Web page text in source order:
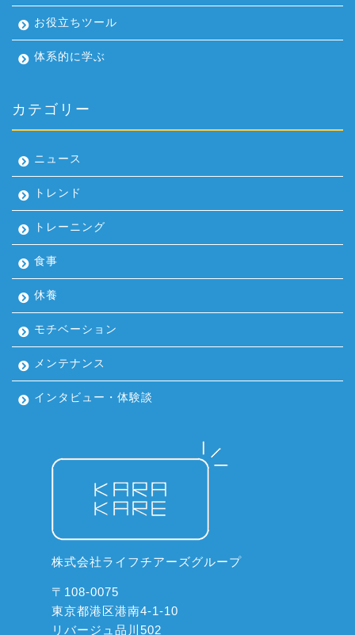
お役立ちツール
体系的に学ぶ
カテゴリー
ニュース
トレンド
トレーニング
食事
休養
モチベーション
メンテナンス
インタビュー・体験談
株式会社ライフチアーズグループ
〒108-0075
東京都港区港南4-1-10
リバージュ品川502